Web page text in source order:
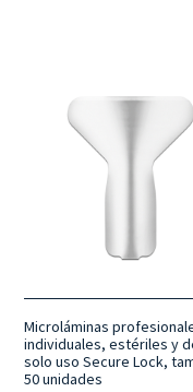
Microláminas
individuales, estériles y
solo uso Secure Lock,
50 unidades